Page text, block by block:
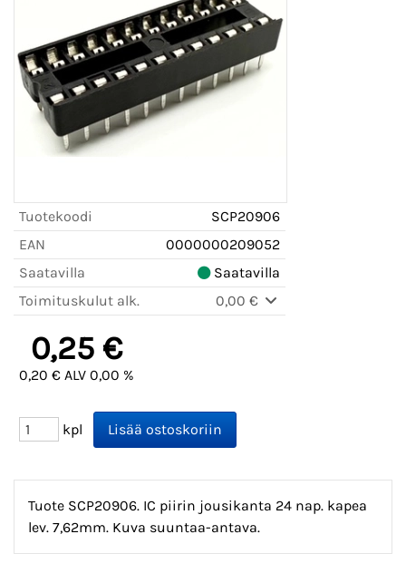
Tuotekoodi
SCP20906
EAN
0000000209052
Saatavilla
Saatavilla
Toimituskulut alk.
0,00 €
0,25 €
0,20 € ALV 0,00 %
kpl
Tuote SCP20906. IC piirin jousikanta 24 nap. kapea
lev. 7,62mm. Kuva suuntaa-antava.